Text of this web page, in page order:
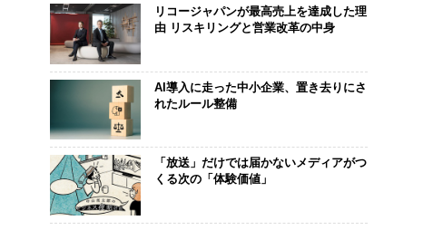
リコージャパンが最高売上を達成した理
由 リスキリングと営業改革の中身
AI導入に走った中小企業、置き去りにさ
れたルール整備
「放送」だけでは届かないメディアがつ
くる次の「体験価値」